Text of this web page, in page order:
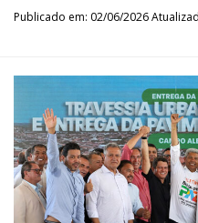
Publicado em: 02/06/2026